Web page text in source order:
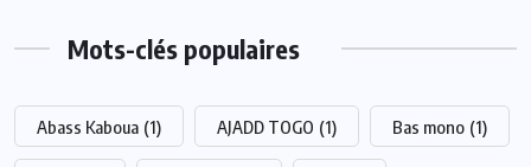
Mots-clés populaires
Abass Kaboua (1) AJADD TOGO (1) Bas mono (1)